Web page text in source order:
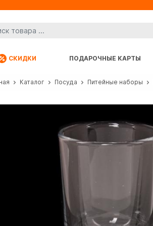
СКИДКИ ПОДАРОЧНЫЕ КАРТЫ
Каталог Посуда Питейные наборы